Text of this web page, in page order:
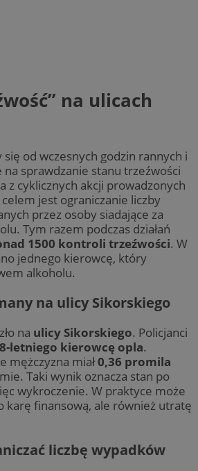
na ulicach
się od wczesnych godzin rannych i
na sprawdzanie stanu trzeźwości
z cyklicznych akcji prowadzonych
jest ograniczanie liczby
przez osoby siadające za
Tym razem podczas działań
1500 kontroli trzeźwości. W
jednego kierowcę, który
alkoholu.
na ulicy Sikorskiego
na ulicy Sikorskiego. Policjanci
letniego kierowcę opla.
mężczyzna miał0,36 promila
Taki wynik oznacza stan po
wykroczenie. W praktyce może
karę finansową, ale również utratę
liczbę wypadków